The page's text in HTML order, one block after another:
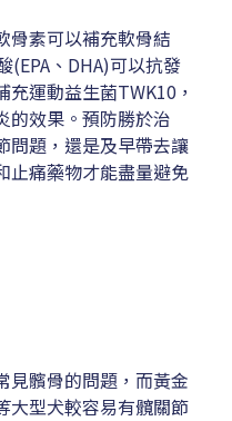
骨素可以補充軟骨結
、DHA)可以抗發
運動益生菌TWK10，
的效果。預防勝於治
問題，還是及早帶去讓
止痛藥物才能盡量避免
見髕骨的問題，而黃金
大型犬較容易有髖關節